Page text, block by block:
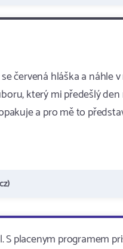
červená hláška a náhle
který mi předešlý
a pro mě to
placenym programem